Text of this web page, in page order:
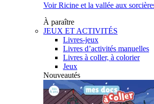
Voir Ricine et la vallée aux
À paraître
JEUX ET ACTIVITÉS
Livres-jeux
Livres d’activités manuelles
Livres à coller, à colorier
Jeux
Nouveautés